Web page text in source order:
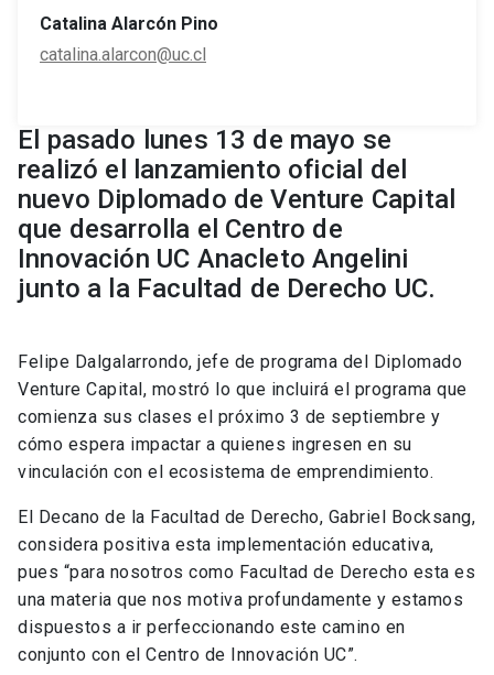
Catalina Alarcón Pino
catalina.alarcon@uc.cl
El pasado lunes 13 de mayo se
realizó el lanzamiento oficial del
nuevo Diplomado de Venture Capital
que desarrolla el Centro de
Innovación UC Anacleto Angelini
junto a la Facultad de Derecho UC.
Felipe Dalgalarrondo, jefe de programa del Diplomado
Venture Capital, mostró lo que incluirá el programa que
comienza sus clases el próximo 3 de septiembre y
cómo espera impactar a quienes ingresen en su
vinculación con el ecosistema de emprendimiento.
El Decano de la Facultad de Derecho, Gabriel Bocksang,
considera positiva esta implementación educativa,
pues “para nosotros como Facultad de Derecho esta es
una materia que nos motiva profundamente y estamos
dispuestos a ir perfeccionando este camino en
conjunto con el Centro de Innovación UC”.